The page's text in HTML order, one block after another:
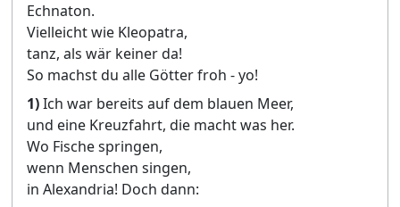
Echnaton.
Vielleicht wie Kleopatra,
tanz, als wär keiner da!
So machst du alle Götter froh - yo!
1)Ich war bereits auf dem blauen Meer,
und eine Kreuzfahrt, die macht was her.
Wo Fische springen,
wenn Menschen singen,
in Alexandria! Doch dann: